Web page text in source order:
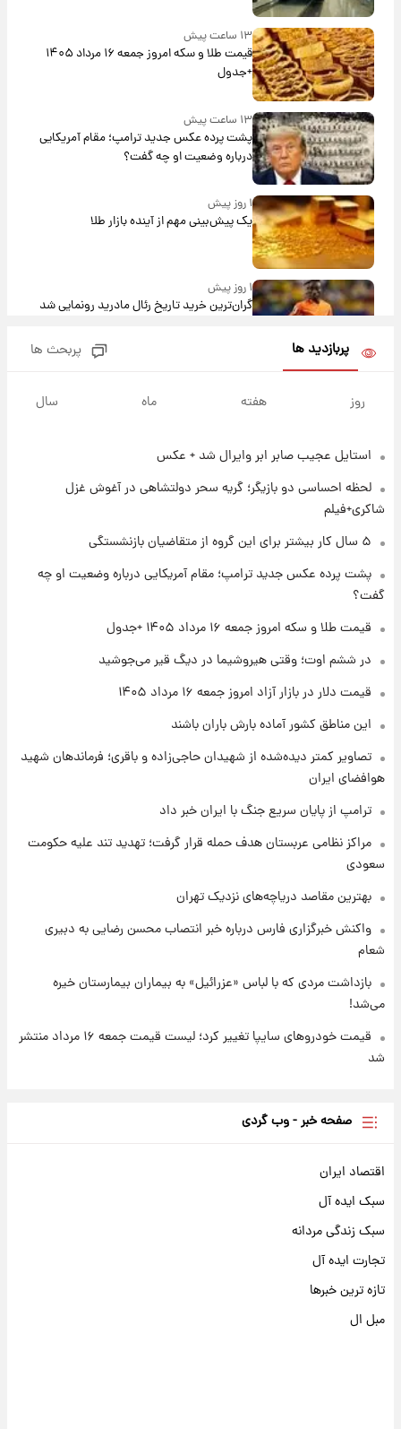
۱۳ ساعت پیش
قیمت طلا و سکه امروز جمعه ۱۶ مرداد ۱۴۰۵
+جدول
۱۳ ساعت پیش
پشت پرده عکس جدید ترامپ؛ مقام آمریکایی
درباره وضعیت او چه گفت؟
۱ روز پیش
یک پیش‌بینی مهم از آینده بازار طلا
۱ روز پیش
گران‌ترین خرید تاریخ رئال مادرید رونمایی شد
روزها پربارش‌تر خواهند بود؟
۱ روز پیش
شد؛ تیکدری، محبی و سرگیف با اعداد ویژه
۱ روز پیش
شد+فیلم
۱ روز پیش
تغییر تند قیمت محصولات ایران‌خودرو و سایپا
امروز پنجشنبه ۱۵ مرداد ۱۴۰۵ +جدول
قیمت طلا و سکه امروز پنجشنبه ۱۵ مرداد ۱۴۰۵
شارژ جدید کالابرگ برای سه دهک؛ جزئیات اعلام
پربازدید ها پربحث ها
روز هفته ماه سال
استایل عجیب صابر ابر وایرال شد + عکس
لحظه احساسی دو بازیگر؛ گریه سحر دولتشاهی در آغوش غزل
شاکری+فیلم
۵ سال کار بیشتر برای این گروه از متقاضیان بازنشستگی
پشت پرده عکس جدید ترامپ؛ مقام آمریکایی درباره وضعیت او چه
گفت؟
قیمت طلا و سکه امروز جمعه ۱۶ مرداد ۱۴۰۵ +جدول
در ششم اوت؛ وقتی هیروشیما در دیگ قیر می‌جوشید
قیمت دلار در بازار آزاد امروز جمعه ۱۶ مرداد ۱۴۰۵
این مناطق کشور آماده بارش باران باشند
تصاویر کمتر دیده‌شده از شهیدان حاجی‌زاده و باقری؛ فرماندهان شهید
هوافضای ایران
ترامپ از پایان سریع جنگ با ایران خبر داد
مراکز نظامی عربستان هدف حمله قرار گرفت؛ تهدید تند علیه حکومت
سعودی
بهترین مقاصد دریاچه‌های نزدیک تهران
واکنش خبرگزاری فارس درباره خبر انتصاب محسن رضایی به دبیری
شعام
بازداشت مردی که با لباس «عزرائیل» به بیماران بیمارستان خیره
می‌شد!
قیمت خودروهای سایپا تغییر کرد؛ لیست قیمت جمعه ۱۶ مرداد منتشر
شد
صفحه خبر - وب گردی
اقتصاد ایران
سبک ایده آل
سبک زندگی مردانه
تجارت ایده آل
تازه ترین خبرها
مبل ال